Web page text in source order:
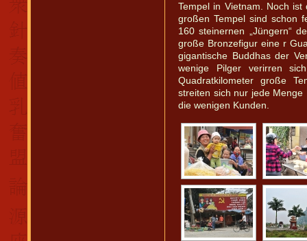
Tempel in Vietnam. Noch
großen Tempel sind schon
160 steinernen „Jüngern“
große Bronzefigur eine r
gigantische Buddhas der
wenige Pilger verirren
Quadratkilometer große
streiten sich nur jede
die wenigen Kunden.